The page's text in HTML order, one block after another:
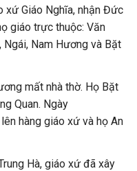
xứ Giáo Nghĩa, nhận Đức
giáo trực thuộc: Văn
Ngái, Nam Hương và Bặt
mất nhà thờ. Họ Bặt
Quan. Ngày
hàng giáo xứ và họ An
Hà, giáo xứ đã xây